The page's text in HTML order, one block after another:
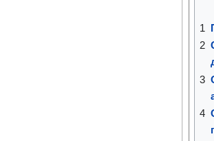
1
2
3
4